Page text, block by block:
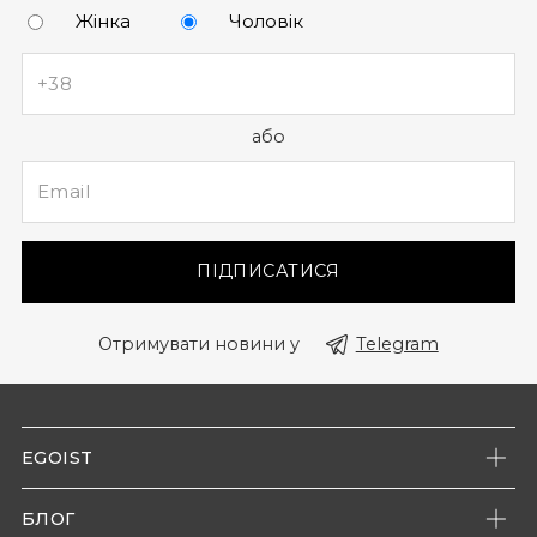
Жінка Чоловік
або
ПІДПИСАТИСЯ
Отримувати новини у Telegram
EGOIST
Наші магазини
БЛОГ